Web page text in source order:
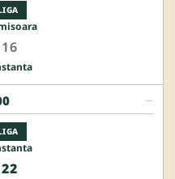
16
22
—